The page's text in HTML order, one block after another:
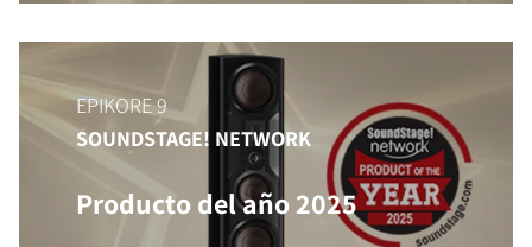
EPIKORE 9
SOUNDSTAGE! NETWORK
Producto del año 2025